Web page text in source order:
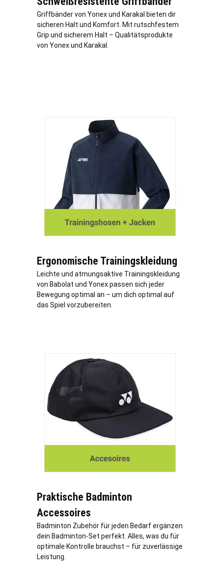
Griffbänder von Yonex und Karakal bieten dir
sicheren Halt und Komfort. Mit rutschfestem
Grip und sicherem Halt – Qualitätsprodukte
von Yonex und Karakal.
Ergonomische Trainingskleidung
Leichte und atmungsaktive Trainingskleidung
von Babolat und Yonex passen sich jeder
Bewegung optimal an – um dich optimal auf
das Spiel vorzubereiten.
Praktische Badminton
Accessoires
Badminton Zubehör für jeden Bedarf ergänzen
dein Badminton-Set perfekt. Alles, was du für
optimale Kontrolle brauchst – für zuverlässige
Leistung.